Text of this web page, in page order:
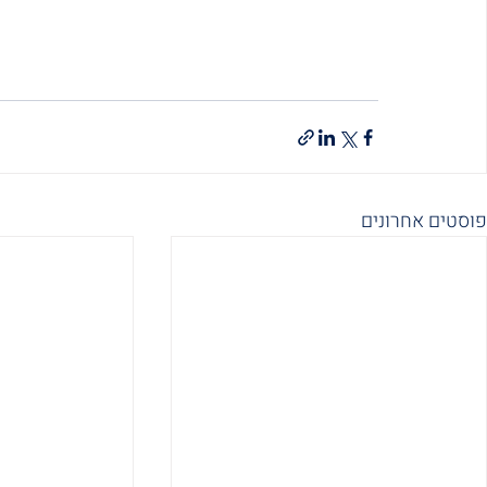
פוסטים אחרונים